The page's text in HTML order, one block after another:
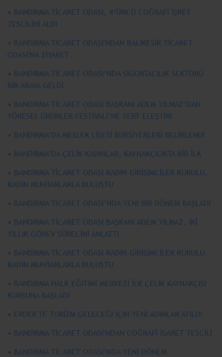
• BANDIRMA TİCARET ODASI, 4’ÜNCÜ COĞRAFİ İŞRET
TESCİLİNİ ALDI
• BANDIRMA TİCARET ODASI'NDAN BALIKESİR TİCARET
ODASI'NA ZİYARET
• BANDIRMA TİCARET ODASI’NDA SİGORTACILIK SEKTÖRÜ
BİR ARAYA GELDİ
• BANDIRMA TİCARET ODASI BAŞKANI ADEM YILMAZ’DAN
YÖRESEL ÜRÜNLER FESTİVALİ’NE SERT ELEŞTİRİ
• BANDIRMA’DA MESLEK LİSESİ BURSİYERLERİ BELİRLENDİ
• BANDIRMA’DA ÇELİK KADINLAR, KAYNAKÇILIKTA BİR İLK
• BANDIRMA TİCARET ODASI KADIN GİRİŞİMCİLER KURULU,
KADIN MUHTARLARLA BULUŞTU
• BANDIRMA TİCARET ODASI’NDA YENİ BİR DÖNEM BAŞLADI
• BANDIRMA TİCARET ODASI BAŞKANI ADEM YILMAZ, İKİ
YILLIK GÖREV SÜRECİNİ ANLATTI
• BANDIRMA TİCARET ODASI KADIN GİRİŞİMCİLER KURULU,
KADIN MUHTARLARLA BULUŞTU
• BANDIRMA HALK EĞİTİMİ MERKEZİ İLK ÇELİK KAYNAKÇISI
KURSUNA BAŞLADI
• ERDEK'TE TURİZM GELECEĞİ İÇİN YENİ ADIMLAR ATILDI
• BANDIRMA TİCARET ODASI'NDAN COĞRAFİ İŞARET TESCİLİ
• BANDIRMA TİCARET ODASI’NDA YENİ DÖNEM